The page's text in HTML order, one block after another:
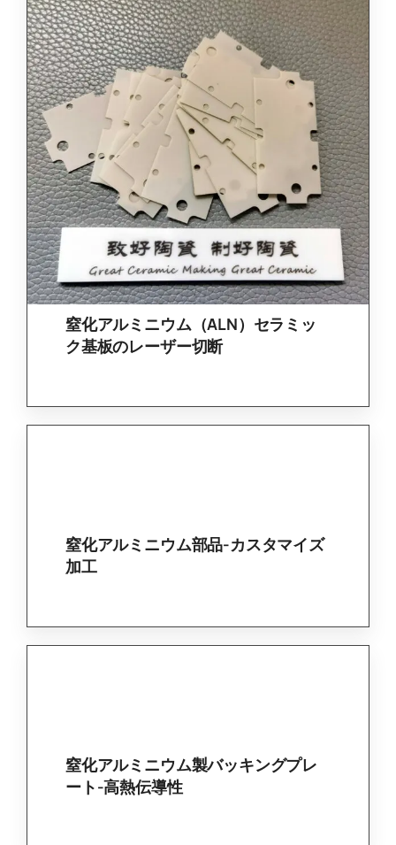
窒化アルミニウム（ALN）セラミッ
ク基板のレーザー切断
窒化アルミニウム部品-カスタマイズ
加工
窒化アルミニウム製バッキングプレ
ート-高熱伝導性